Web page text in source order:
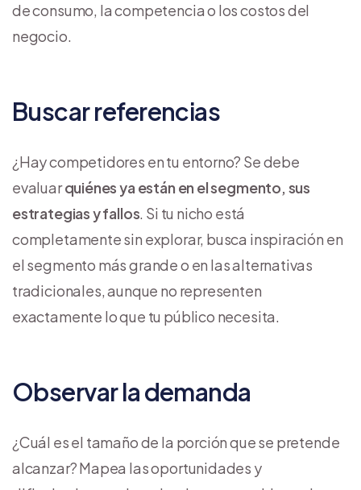
de consumo, la competencia o los costos del
negocio.
Buscar referencias
¿Hay competidores en tu entorno? Se debe
evaluarquiénes ya están en el segmento, sus
estrategias y fallos. Si tu nicho está
completamente sin explorar, busca inspiración en
el segmento más grande o en las alternativas
tradicionales, aunque no representen
exactamente lo que tu público necesita.
Observar la demanda
¿Cuál es el tamaño de la porción que se pretende
alcanzar? Mapea las oportunidades y